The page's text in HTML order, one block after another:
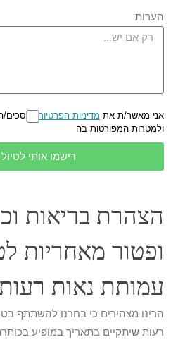
הערות
אני מאשר/ת את מדיניות הפרטיות
ולמטרות המפורטות בה
רישמו אותי
הצהרת בריאות
ופטור מאחריות
עמותת נאות רעות
הרינו מצהירים כי בחרנו להשתתף
רעות שיתקיים בתאריך במופיע